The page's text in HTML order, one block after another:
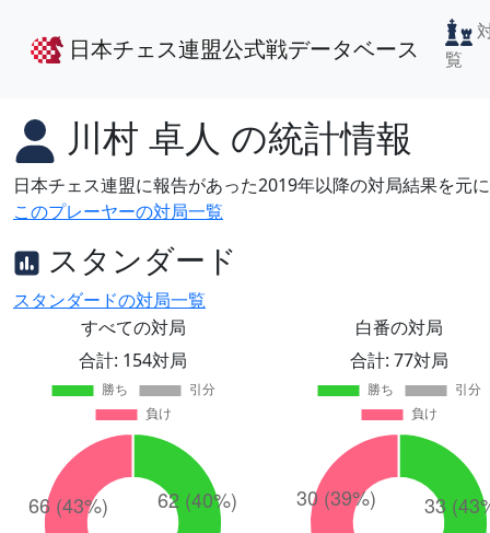
日本チェス連盟公式戦データベース
覧
川村 卓人 の統計情報
日本チェス連盟に報告があった2019年以降の対局結果を元
このプレーヤーの対局一覧
スタンダード
スタンダードの対局一覧
すべての対局
合計: 154対局
白番の対局
合計: 77対局